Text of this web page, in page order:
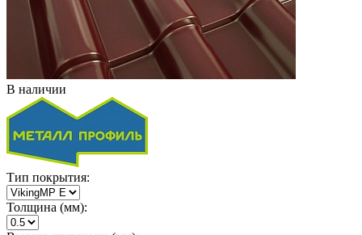
В наличии
Тип покрытия:
Толщина (мм):